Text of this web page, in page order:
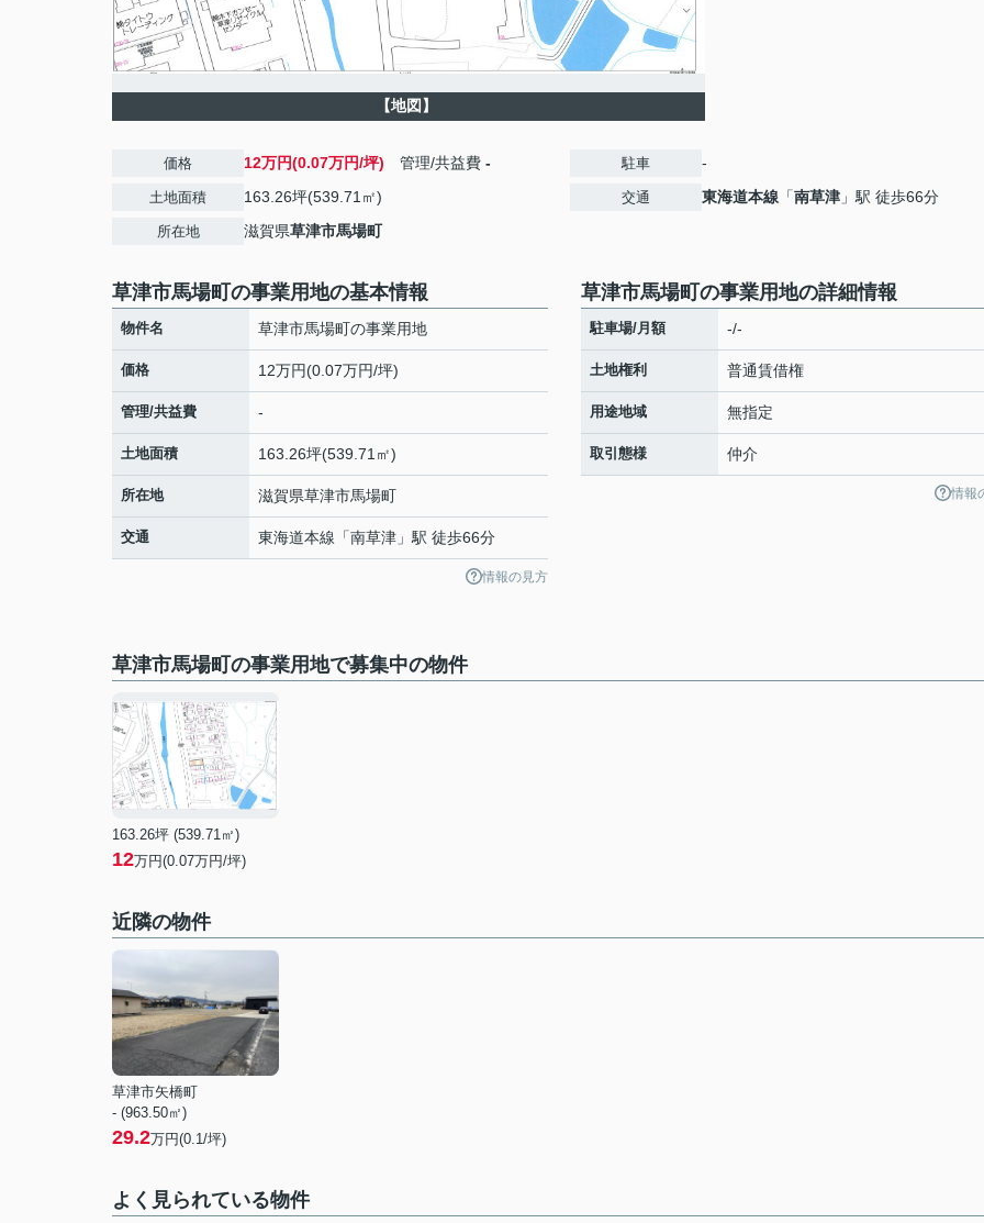
【地図】
価格 12万円(0.07万円/坪) 管理/共益費 -
土地面積 163.26坪(539.71㎡)
所在地 滋賀県草津市馬場町
駐車 -
交通 東海道本線 「南草津 」駅 徒歩66分
草津市馬場町の事業用地の基本情報
物件名 草津市馬場町の事業用地
価格 12万円(0.07万円/坪)
管理/共益費 -
土地面積 163.26坪(539.71㎡)
所在地 滋賀県草津市馬場町
交通 東海道本線 「南草津 」駅 徒歩66分
情報の見方
草津市馬場町の事業用地の詳細情報
駐車場/月額 -/-
土地権利 普通賃借権
用途地域 無指定
取引態様 仲介
情報
草津市馬場町の事業用地で募集中の物件
163.26坪 (539.71㎡)
12万円(0.07万円/坪)
近隣の物件
草津市矢橋町
- (963.50㎡)
29.2万円(0.1/坪)
よく見られている物件